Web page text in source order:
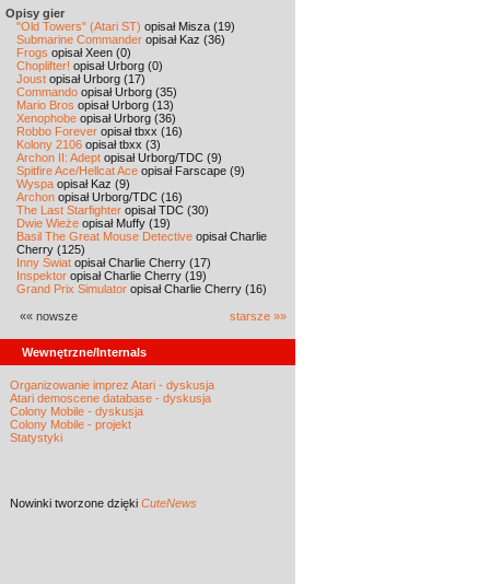
Opisy gier
"Old Towers" (Atari ST) opisał Misza (19)
Submarine Commander opisał Kaz (36)
Frogs opisał Xeen (0)
Choplifter! opisał Urborg (0)
Joust opisał Urborg (17)
Commando opisał Urborg (35)
Mario Bros opisał Urborg (13)
Xenophobe opisał Urborg (36)
Robbo Forever opisał tbxx (16)
Kolony 2106 opisał tbxx (3)
Archon II: Adept opisał Urborg/TDC (9)
Spitfire Ace/Hellcat Ace opisał Farscape (9)
Wyspa opisał Kaz (9)
Archon opisał Urborg/TDC (16)
The Last Starfighter opisał TDC (30)
Dwie Wieże opisał Muffy (19)
Basil The Great Mouse Detective opisał Charlie
Cherry (125)
Inny Świat opisał Charlie Cherry (17)
Inspektor opisał Charlie Cherry (19)
Grand Prix Simulator opisał Charlie Cherry (16)
«« nowsze starsze »»
Wewnętrzne/Internals
Organizowanie imprez Atari - dyskusja
Atari demoscene database - dyskusja
Colony Mobile - dyskusja
Colony Mobile - projekt
Statystyki
Nowinki tworzone dzięki CuteNews